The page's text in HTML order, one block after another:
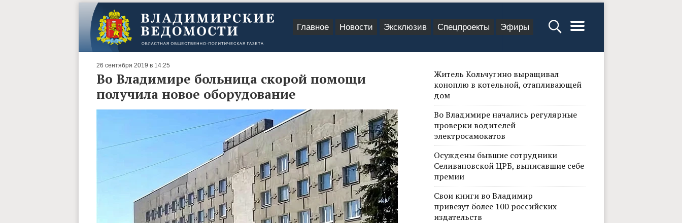
Главное Новости Эксклюзив Спецпроекты Эфиры
26 сентября 2019 в 14:25
Во Владимире больница скорой помощи
получила новое оборудование
Житель Кольчугино выращивал
коноплю в котельной, отапливающей
дом
Во Владимире начались регулярные
проверки водителей
электросамокатов
Осуждены бывшие сотрудники
Селивановской ЦРБ, выписавшие себе
премии
Свои книги во Владимир
привезут более 100 российских
издательств